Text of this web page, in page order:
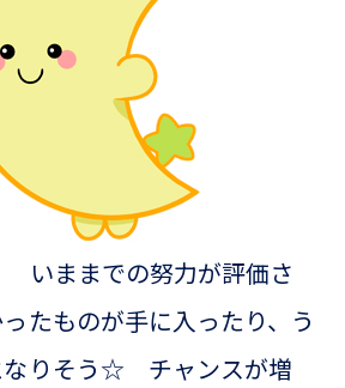
いままでの努力が評価さ
たものが手に入ったり、う
なりそう☆ チャンスが増